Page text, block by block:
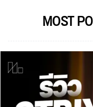
MOST